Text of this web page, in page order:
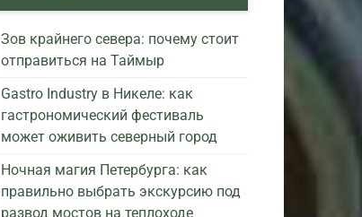
Зов крайнего севера: почему стоит
отправиться на Таймыр
Gastro Industry в Никеле: как
гастрономический фестиваль
может оживить северный город
Ночная магия Петербурга: как
правильно выбрать экскурсию под
развод мостов на теплоходе